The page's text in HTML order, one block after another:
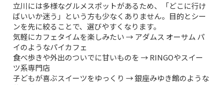
立川には多様なグルメスポットがあるため、「どこに行け
ばいいか迷う」という方も少なくありません。目的とシー
ンを先に絞ることで、選びやすくなります。
気軽にカフェタイムを楽しみたい → アダムス オーサム パ
イのようなパイカフェ
食べ歩きや外出のついでに甘いものを → RINGOやスイー
ツ系専門店
子どもが喜ぶスイーツをゆっくり → 銀座みゆき館のような